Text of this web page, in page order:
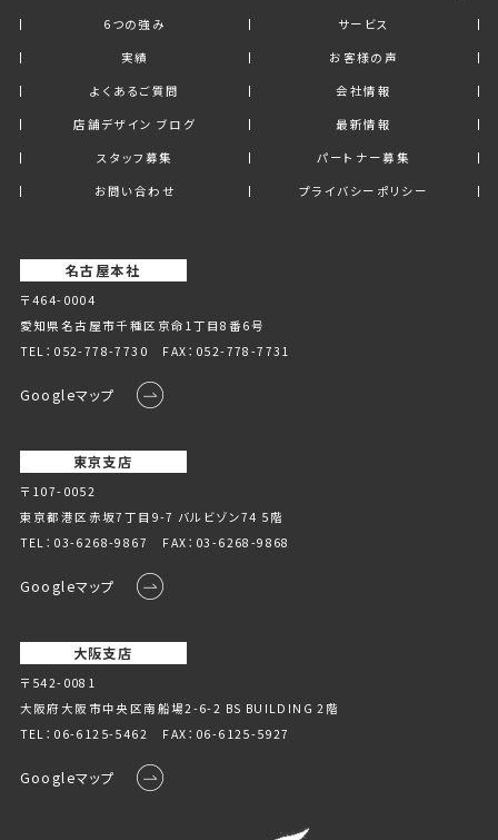
6つの強み
サービス
実績
お客様の声
よくあるご質問
会社情報
店舗デザイン ブログ
最新情報
スタッフ募集
パートナー募集
お問い合わせ
プライバシーポリシー
名古屋本社
〒464-0004
愛知県名古屋市千種区京命1丁⽬8番6号
TEL： 052-778-7730 FAX：052-778-7731
Googleマップ
東京支店
〒107-0052
東京都港区赤坂7丁目9-7 バルビゾン74 5階
TEL： 03-6268-9867 FAX：03-6268-9868
Googleマップ
大阪支店
〒542-0081
大阪府大阪市中央区南船場2-6-2 BS BUILDING 2階
TEL： 06-6125-5462 FAX：06-6125-5927
Googleマップ